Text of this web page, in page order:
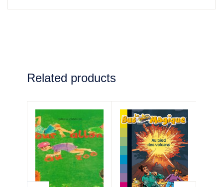
Related products